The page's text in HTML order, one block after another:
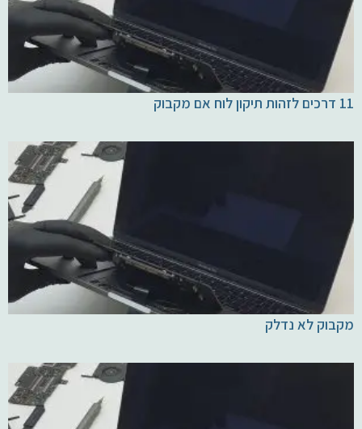
11 דרכים לזהות תיקון לוח אם מקבוק
מקבוק לא נדלק